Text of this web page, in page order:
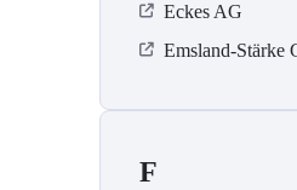
Eckes AG
Emsland-Stärke
F